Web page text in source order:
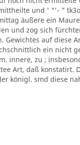
und ' "'- "
äußere ein
und zog sich
Gewichtes auf diese
ein nicht
innere, zu ;
Art, daß konstatirt.
königl. smd diese